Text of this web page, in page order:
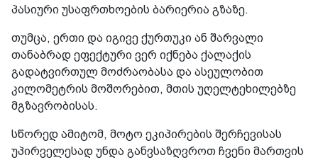
პასიური უსაფრთხოების ბარიერია გზაზე.
თუმცა, ერთი და იგივე ქურთუკი ან შარვალი
თანაბრად ეფექტური ვერ იქნება ქალაქის
გადატვირთულ მოძრაობასა და ასეულობით
კილომეტრის მოშორებით, მთის უღელტეხილებზე
მგზავრობისას.
სწორედ ამიტომ, მოტო ეკიპირების შერჩევისას
უპირველესად უნდა განვსაზღვროთ ჩვენი მართვის